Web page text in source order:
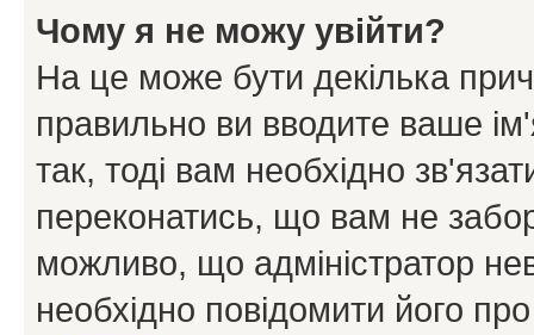
Чому я не можу увійти?
На це може бути декілька
правильно ви вводите ваше
так, тоді вам необхідно
переконатись, що вам не
можливо, що адміністратор
необхідно повідомити його